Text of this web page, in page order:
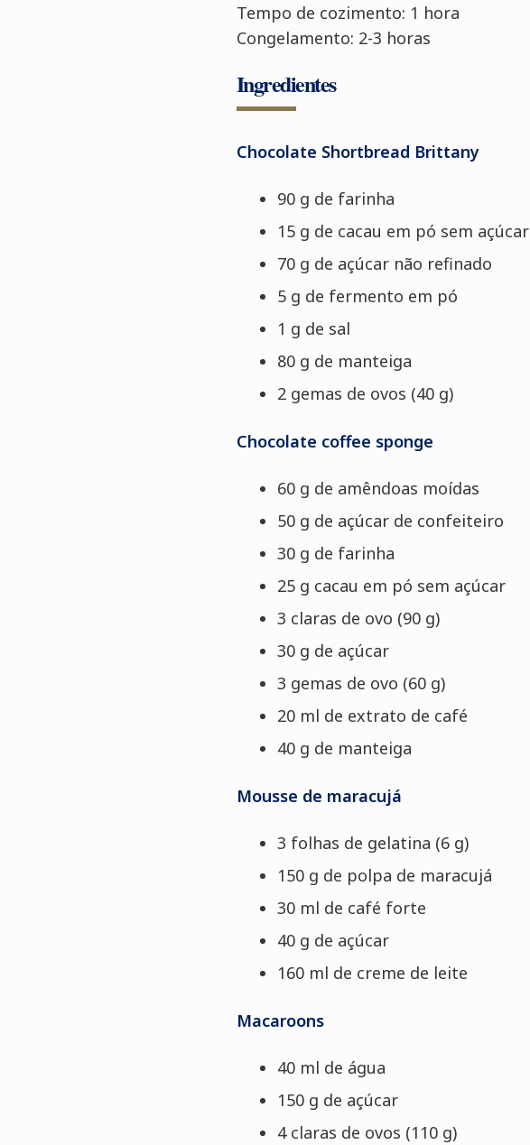
Tempo de cozimento: 1 hora
Congelamento: 2-3 horas
Ingredientes
Chocolate Shortbread Brittany
90 g de farinha
15 g de cacau em pó sem açúcar
70 g de açúcar não refinado
5 g de fermento em pó
1 g de sal
80 g de manteiga
2 gemas de ovos (40 g)
Chocolate coffee sponge
60 g de amêndoas moídas
50 g de açúcar de confeiteiro
30 g de farinha
25 g cacau em pó sem açúcar
3 claras de ovo (90 g)
30 g de açúcar
3 gemas de ovo (60 g)
20 ml de extrato de café
40 g de manteiga
Mousse de maracujá
3 folhas de gelatina (6 g)
150 g de polpa de maracujá
30 ml de café forte
40 g de açúcar
160 ml de creme de leite
Macaroons
40 ml de água
150 g de açúcar
4 claras de ovos (110 g)